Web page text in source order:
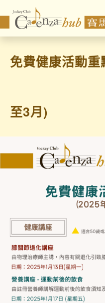
免費健康活動
至3月)